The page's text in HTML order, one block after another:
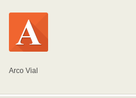
Arco Vial